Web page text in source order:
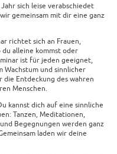
sich leise verabschiedet
gemeinsam mit dir eine ganz
richtet sich an Frauen,
du alleine kommst oder
ist für jeden geeignet,
Wachstum und sinnlicher
Entdeckung des wahren
Menschen.
kannst dich auf eine sinnliche
Tanzen, Meditationen,
Begegnungen werden ganz
laden wir deine